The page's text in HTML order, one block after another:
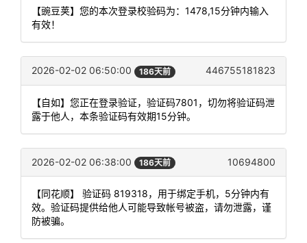
【豌豆荚】您的本次登录校验码为：1478,15分钟内输入
有效！
2026-02-02 06:50:00 186天前 446755181823
【自如】您正在登录验证，验证码7801，切勿将验证码泄
露于他人，本条验证码有效期15分钟。
2026-02-02 06:38:00 186天前 10694800
【同花顺】 验证码 819318，用于绑定手机，5分钟内有
效。验证码提供给他人可能导致帐号被盗，请勿泄露，谨
防被骗。